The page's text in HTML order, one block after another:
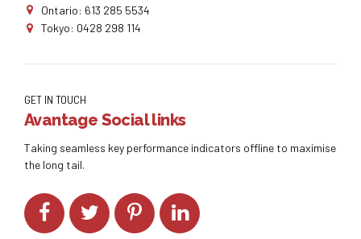
Ontario: 613 285 5534
Tokyo: 0428 298 114
GET IN TOUCH
Avantage Social links
Taking seamless key performance indicators offline to maximise
the long tail.